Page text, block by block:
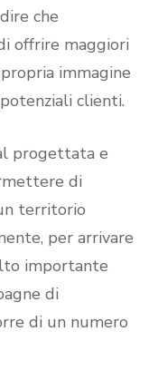
che
offrire maggiori
immagine
clienti.
progettata e
di
territorio
per arrivare
importante
di
di un numero